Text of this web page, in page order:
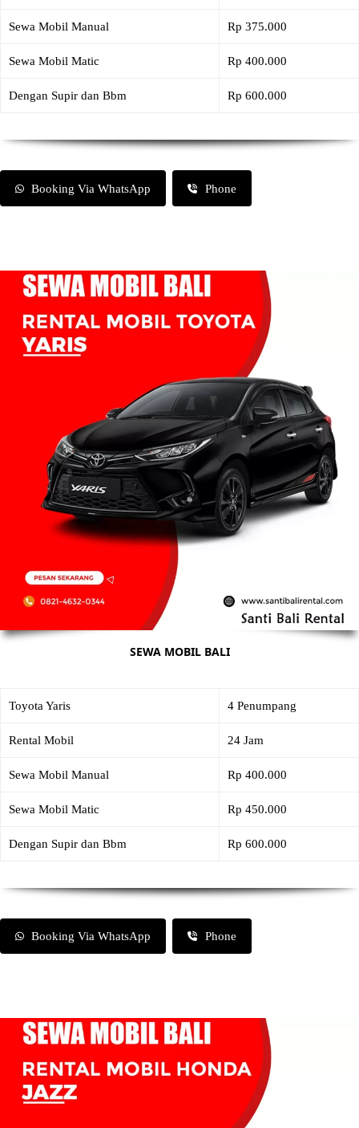
Sewa Mobil Manual Rp 375.000
Sewa Mobil Matic Rp 400.000
Dengan Supir dan Bbm Rp 600.000
Booking Via WhatsApp Phone
SEWA MOBIL BALI
Toyota Yaris 4 Penumpang
Rental Mobil 24 Jam
Sewa Mobil Manual Rp 400.000
Sewa Mobil Matic Rp 450.000
Dengan Supir dan Bbm Rp 600.000
Booking Via WhatsApp Phone